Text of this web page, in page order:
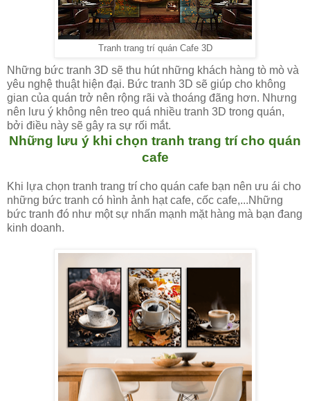
Tranh trang trí quán Cafe 3D
Những bức tranh 3D sẽ thu hút những khách hàng tò mò và
yêu nghệ thuật hiện đại. Bức tranh 3D sẽ giúp cho không
gian của quán trở nên rộng rãi và thoáng đãng hơn. Nhưng
nên lưu ý không nên treo quá nhiều tranh 3D trong quán,
bởi điều này sẽ gây ra sự rối mắt.
Những lưu ý khi chọn tranh trang trí cho quán
cafe
Khi lựa chọn tranh trang trí cho quán cafe bạn nên ưu ái cho
những bức tranh có hình ảnh hạt cafe, cốc cafe,...Những
bức tranh đó như một sự nhấn mạnh mặt hàng mà bạn đang
kinh doanh.